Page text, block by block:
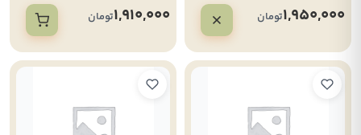
1,950,000تومان 1,910,000تومان